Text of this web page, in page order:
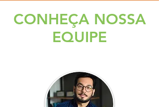
CONHEÇA NOSSA
EQUIPE